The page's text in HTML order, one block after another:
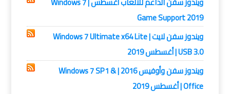
Game Support 2019
ويندوز سفن لايت | Windows 7 Ultimate x64 Lite
USB 3.0 | أغسطس 2019
ويندوز سفن وأوفيس 2016 | Windows 7 SP1 &
Office | أغسطس 2019